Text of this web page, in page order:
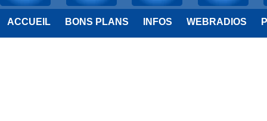
ACCUEIL BONS PLANS INFOS WEBRADIOS